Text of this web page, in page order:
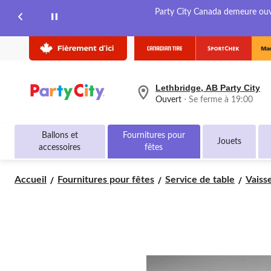
Party City Canada demeure
votre
Lethbridge,
AB
Party
courament
Lethbridge, AB Party City
Ouvert ⋅ Se ferme à 19:00
Ballons et
accessoires
Fournitures pour
fêtes
Jouets
Accueil Fournitures pour fêtes Service de table